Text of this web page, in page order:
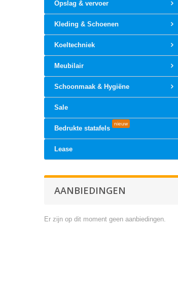
Opslag & vervoer
Kleding & Schoenen
Koeltechniek
Meubilair
Schoonmaak & Hygiëne
Sale
Bedrukte statafels
nieuw
Lease
AANBIEDINGEN
Er zijn op dit moment geen aanbiedingen.